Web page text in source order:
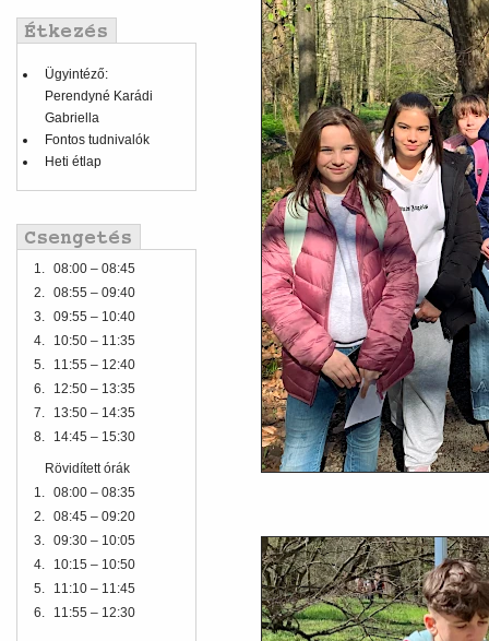
Ügyintéző:
Perendyné Karádi
Gabriella
Fontos tudnivalók
Heti étlap
1. 08:00 – 08:45
2. 08:55 – 09:40
3. 09:55 – 10:40
4.
10:50 – 11:35
5.
11:55 – 12:40
6.
12:50 – 13:35
7.
13:50 – 14:35
8.
14:45 – 15:30
Rövidített órák
1. 08:00 – 08:35
2. 08:45 – 09:20
3. 09:30 – 10:05
4.
10:15 – 10:50
5.
11:10 – 11:45
6.
11:55 – 12:30